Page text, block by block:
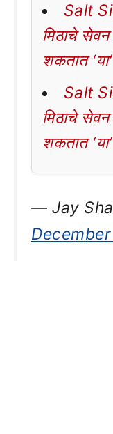
Salt
मिठाचे सेवन
शकतात
Salt
मिठाचे सेवन
शकतात
— Jay